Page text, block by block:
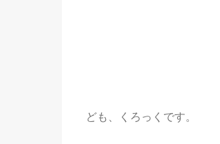
ども、くろっくです。